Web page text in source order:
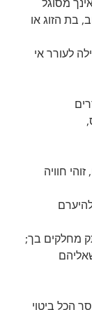
מסוגל
בת הזוג או
לעורר אי
חוויה
מחלקים בך;
הכל ביטוי